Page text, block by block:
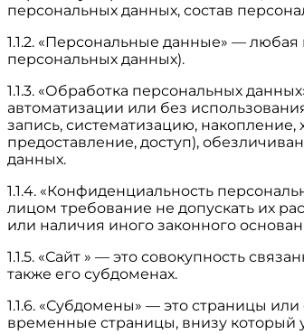
персональных данных, состав
1.1.2. «Персональные данные» —
персональных данных).
1.1.3. «Обработка персональных
автоматизации или без
запись, систематизацию,
предоставление, доступ),
данных.
1.1.4. «Конфиденциальность
лицом требование не допускать их
или наличия иного законного
1.1.5. «Сайт » — это совокупность
также его субдоменах.
1.1.6. «Субдомены» — это страницы
временные страницы, внизу который